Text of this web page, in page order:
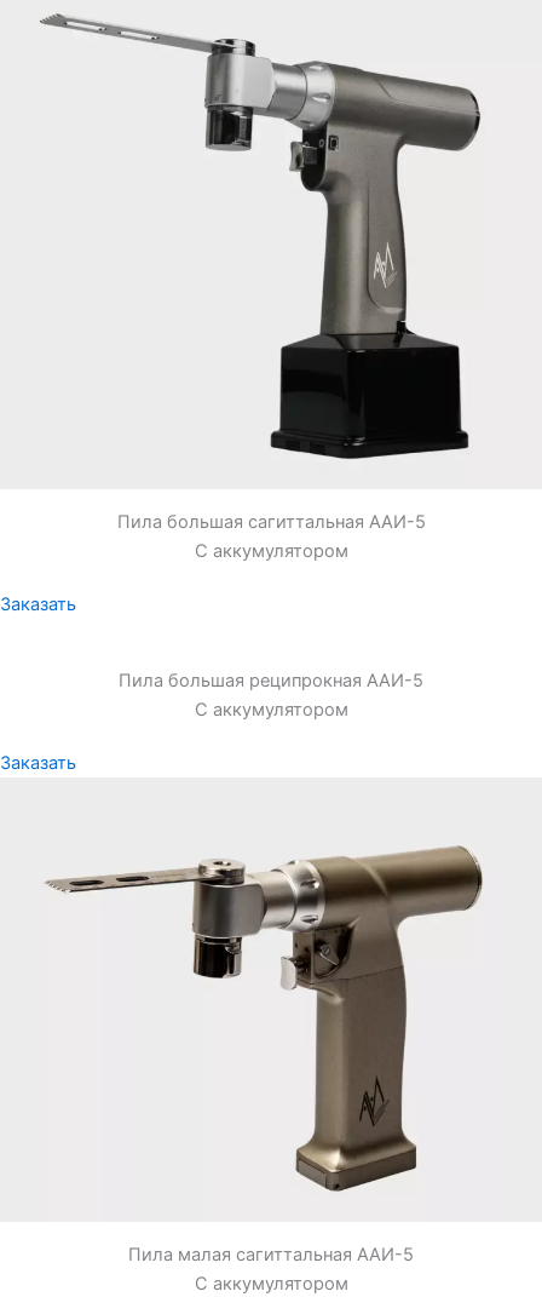
Пила большая сагиттальная ААИ-5
С аккумулятором
Заказать
Пила большая реципрокная ААИ-5
С аккумулятором
Заказать
Пила малая сагиттальная ААИ-5
С аккумулятором